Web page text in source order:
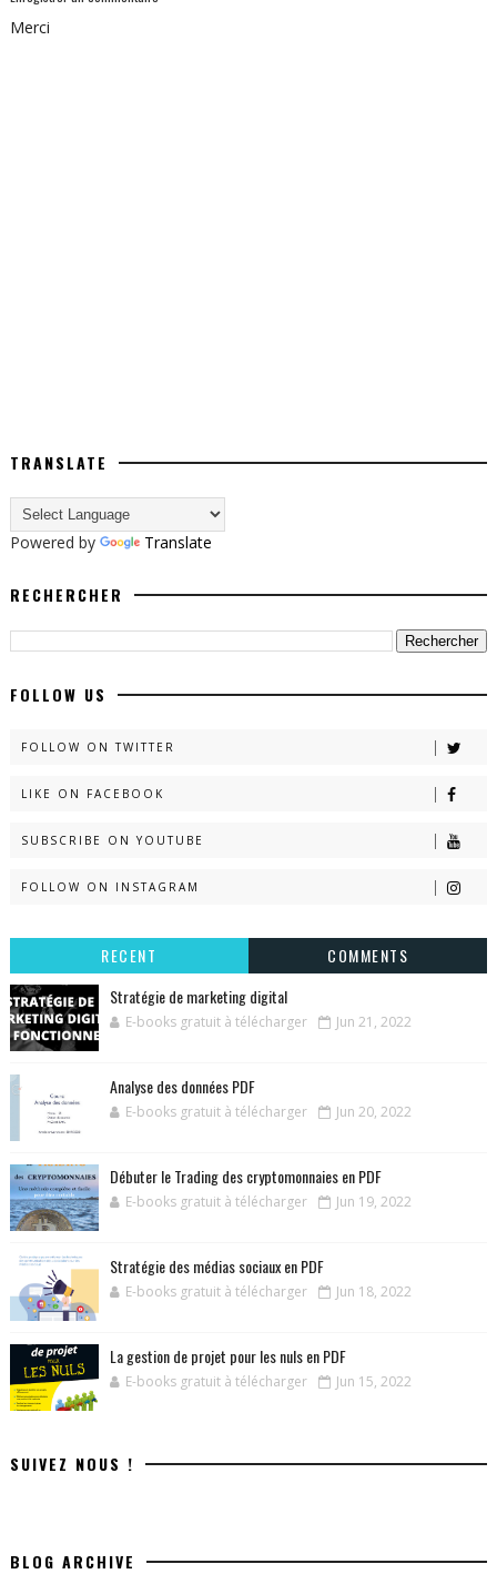
Merci
TRANSLATE
Powered by Translate
RECHERCHER
FOLLOW US
FOLLOW ON TWITTER
LIKE ON FACEBOOK
SUBSCRIBE ON YOUTUBE
FOLLOW ON INSTAGRAM
RECENT
COMMENTS
Stratégie de marketing digital
E-books gratuit à télécharger Jun 21, 2022
Analyse des données PDF
E-books gratuit à télécharger Jun 20, 2022
Débuter le Trading des cryptomonnaies en PDF
E-books gratuit à télécharger Jun 19, 2022
Stratégie des médias sociaux en PDF
E-books gratuit à télécharger Jun 18, 2022
La gestion de projet pour les nuls en PDF
E-books gratuit à télécharger Jun 15, 2022
SUIVEZ NOUS !
BLOG ARCHIVE